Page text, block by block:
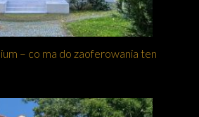
– co ma do zaoferowania ten